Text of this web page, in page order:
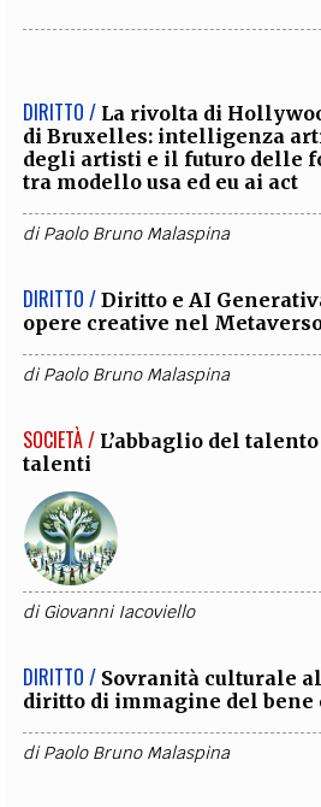
DIRITTO / La rivolta di
di Bruxelles: intelligenza
degli artisti e il futuro delle
tra modello usa ed eu ai act
diPaolo Bruno Malaspina
DIRITTO / Diritto e AI
opere creative nel
diPaolo Bruno Malaspina
SOCIETÀ / L’abbaglio del
talenti
diGiovanni Iacoviello
DIRITTO / Sovranità culturale
diritto di immagine del bene
diPaolo Bruno Malaspina